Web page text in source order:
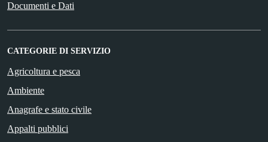
Documenti e Dati
CATEGORIE DI SERVIZIO
Agricoltura e pesca
Ambiente
Anagrafe e stato civile
Appalti pubblici